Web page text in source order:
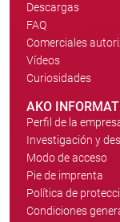
Descargas
FAQ
Comerciales
Vídeos
Curiosidades
AKO
Perfil de la
Investigación y
Modo de acceso
Pie de imprenta
Política de
Condiciones